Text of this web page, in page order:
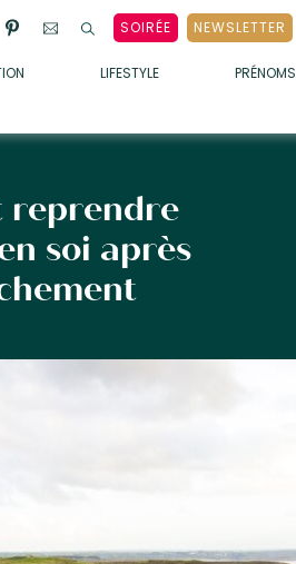
SOIRÉE NEWSLETTER
LIFESTYLE PRÉNOMS
reprendre
soi après